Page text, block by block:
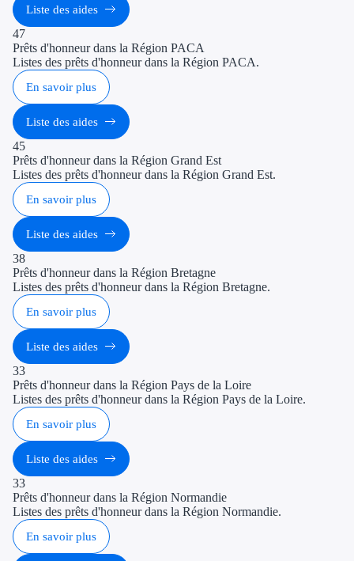
Liste des aides
47
Prêts d'honneur dans la Région PACA
Listes des prêts d'honneur dans la Région PACA.
En savoir plus
Liste des aides
45
Prêts d'honneur dans la Région Grand Est
Listes des prêts d'honneur dans la Région Grand Est.
En savoir plus
Liste des aides
38
Prêts d'honneur dans la Région Bretagne
Listes des prêts d'honneur dans la Région Bretagne.
En savoir plus
Liste des aides
33
Prêts d'honneur dans la Région Pays de la Loire
Listes des prêts d'honneur dans la Région Pays de la Loire.
En savoir plus
Liste des aides
33
Prêts d'honneur dans la Région Normandie
Listes des prêts d'honneur dans la Région Normandie.
En savoir plus